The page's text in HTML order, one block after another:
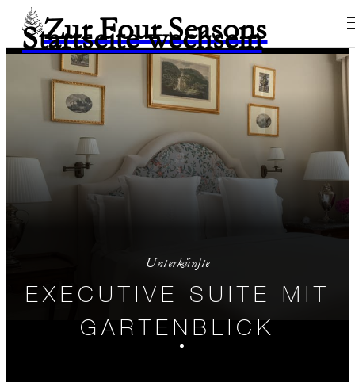
Zur Four Seasons
Startseite wechseln
Unterkünfte
EXECUTIVE SUITE MIT
GARTENBLICK